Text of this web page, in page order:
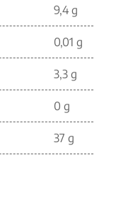
9,4 g
0,01 g
3,3 g
0 g
37 g